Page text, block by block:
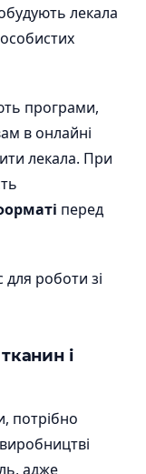
лекала
програми,
в онлайні
лекала. При
перед
роботи зі
і
потрібно
адже